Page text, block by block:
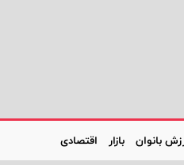
بانوان بازار اقتصادی